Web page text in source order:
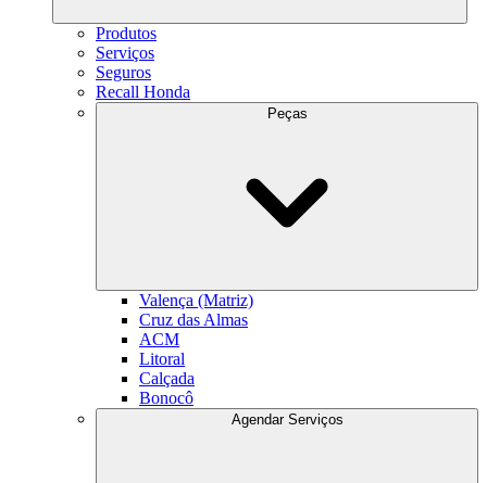
Produtos
Serviços
Seguros
Recall Honda
Valença (Matriz)
Cruz das Almas
ACM
Litoral
Calçada
Bonocô